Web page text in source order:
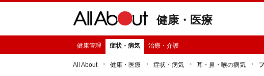
健康・医療
健康管理 症状・病気 治療・介護
All About 健康・医療 症状・病気 耳・鼻・喉の病気